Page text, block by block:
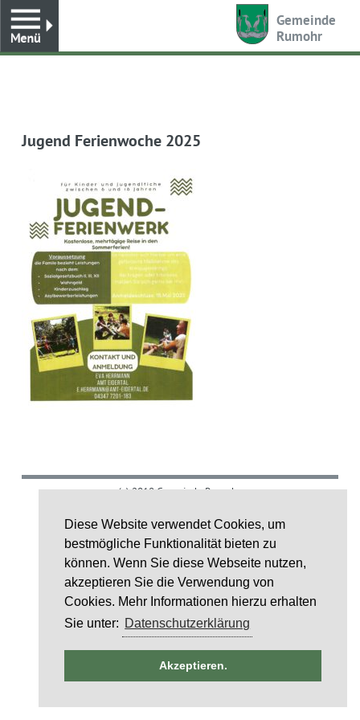
Diese Website verwendet Cookies, um
bestmögliche Funktionalität bieten zu
können. Wenn Sie diese Webseite nutzen,
akzeptieren Sie die Verwendung von
Cookies. Mehr Informationen hierzu erhalten
Sie unter: Datenschutzerklärung
Akzeptieren.
Gemeinde
Rumohr
Jugend Ferienwoche 2025
(c) 2018 Gemeinde Rumohr.
Layoutcredit by HTML5 UP